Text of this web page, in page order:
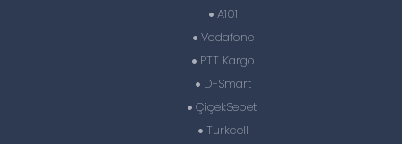
A101
Vodafone
PTT Kargo
D-Smart
ÇiçekSepeti
Turkcell